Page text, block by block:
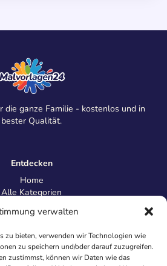
verwalten
zu bieten, verwenden wir Technologien wie
zu speichern und/oder darauf zuzugreifen.
zustimmst, können wir Daten wie das
die ganze Familie - kostenlos und in
bester Qualität.
Entdecken
Home
Alle Kategorien
Information
Über uns
Kontakt
Inhaltsrichtlinien